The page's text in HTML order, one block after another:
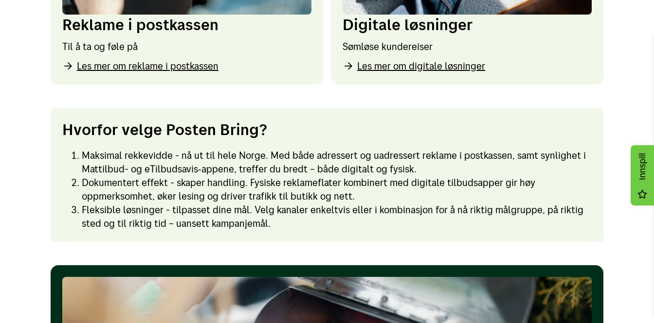
Reklame i postkassen
Til å ta og føle på
Les mer om reklame i postkassen
Digitale løsninger
Sømløse kundereiser
Les mer om digitale løsninger
Hvorfor velge Posten Bring?
Maksimal rekkevidde - nå ut til hele Norge. Med både adressert og uadressert reklame i postkassen, samt synlighet i
Mattilbud- og eTilbudsavis‑appene, treffer du bredt – både digitalt og fysisk.
Dokumentert effekt - skaper handling. Fysiske reklameflater kombinert med digitale tilbudsapper gir høy
oppmerksomhet, øker lesing og driver trafikk til butikk og nett.
Fleksible løsninger - tilpasset dine mål. Velg kanaler enkeltvis eller i kombinasjon for å nå riktig målgruppe, på riktig
sted og til riktig tid – uansett kampanjemål.
Innspill